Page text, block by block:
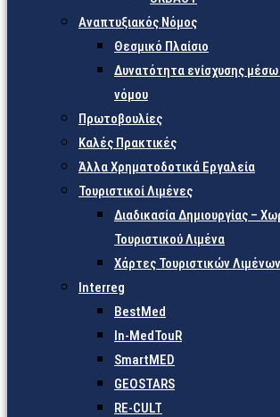
Αναπτυξιακός Νόμος
Θεσμικό Πλαίσιο
Δυνατότητα ενίσχυσης
νόμου
Πρωτοβουλίες
Καλές Πρακτικές
Άλλα Χρηματοδοτικά Εργαλεία
Τουριστικοί Λιμένες
Διαδικασία Δημιουργίας –
Τουριστικού Λιμένα
Χάρτες Τουριστικών Λιμένων
Interreg
BestMed
In-MedTouR
SmartMED
GEOSTARS
RE-CULT